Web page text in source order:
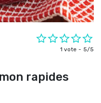
1 vote 5/5
rapides